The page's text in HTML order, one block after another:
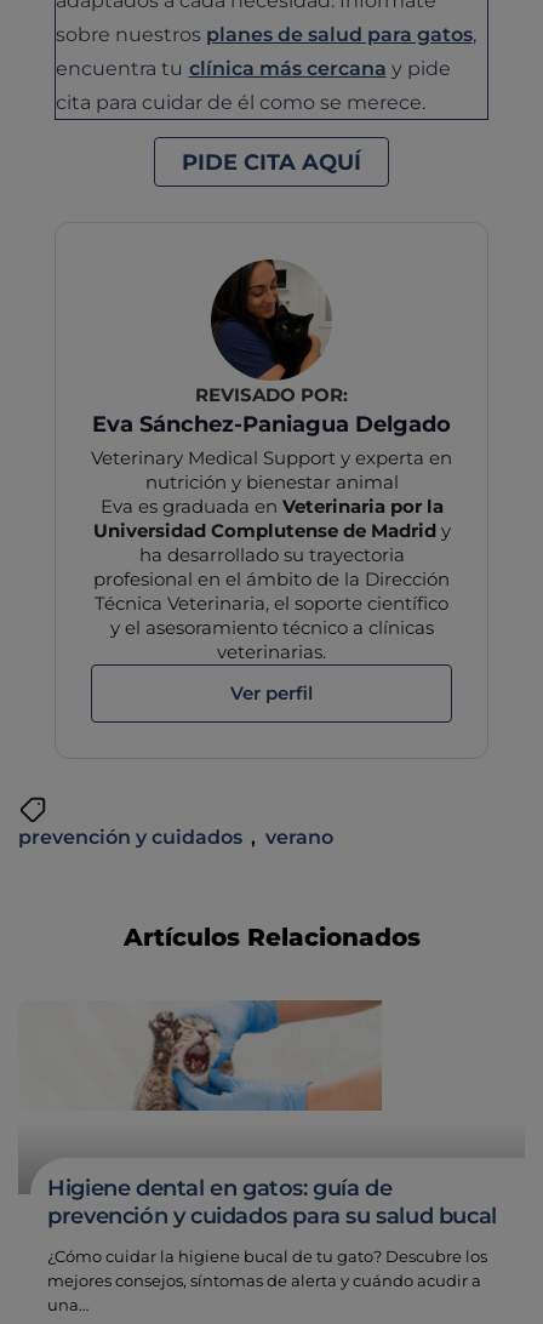
sobre nuestros planes de salud para gatos,
encuentra tu clínica más cercana y pide
cita para cuidar de él como se merece.
PIDE CITA AQUÍ
REVISADO POR:
Eva Sánchez-Paniagua Delgado
Veterinary Medical Support y experta en
nutrición y bienestar animal
Eva es graduada en Veterinaria por la
Universidad Complutense de Madridy
ha desarrollado su trayectoria
profesional en el ámbito de la Dirección
Técnica Veterinaria, el soporte científico
y el asesoramiento técnico a clínicas
veterinarias.
Ver perfil
prevención y cuidados , verano
Artículos Relacionados
Higiene dental en gatos: guía de
prevención y cuidados para su salud bucal
¿Cómo cuidar la higiene bucal de tu gato? Descubre los
mejores consejos, síntomas de alerta y cuándo acudir a
una…